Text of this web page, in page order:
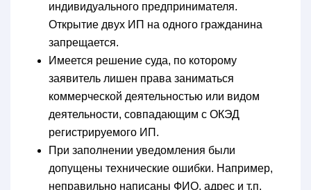
индивидуального предпринимателя.
Открытие двух ИП на одного гражданина
запрещается.
Имеется решение суда, по которому
заявитель лишен права заниматься
коммерческой деятельностью или видом
деятельности, совпадающим с ОКЭД
регистрируемого ИП.
При заполнении уведомления были
допущены технические ошибки. Например,
неправильно написаны ФИО, адрес и т.п.